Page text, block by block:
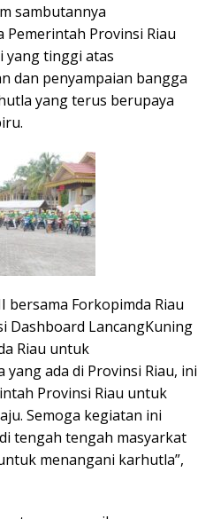
sambutannya
Pemerintah Provinsi Riau
yang tinggi atas
dan penyampaian bangga
yang terus berupaya
bersama Forkopimda Riau
Dashboard LancangKuning
Riau untuk
ada di Provinsi Riau, ini
Provinsi Riau untuk
Semoga kegiatan ini
tengah tengah masyarkat
menangani karhutla”,